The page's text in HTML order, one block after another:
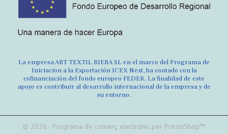
La empresa ART TEXTIL RIERA SL en el marco del Programa de
Iniciacion a la Exportación ICEX Next, ha contado con la
cofinanciación del fondo europeo FEDER. La finalidad de este
apoyo es contribuir al desarrollo internacional de la empresa y de
su entorno.
© 2026 - Programa de comerç electrònic per PrestaShop™